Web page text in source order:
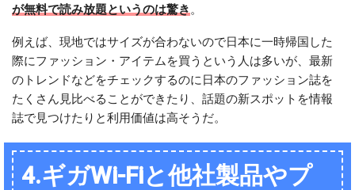
が無料で読み放題というのは驚き 。
例えば、現地ではサイズが合わないので日本に一時帰国した
際にファッション・アイテムを買うという人は多いが、最新
のトレンドなどをチェックするのに日本のファッション誌を
たくさん見比べることができたり、話題の新スポットを情報
誌で見つけたりと利用価値は高そうだ。
4.ギガWi-Fiと他社製品やプ